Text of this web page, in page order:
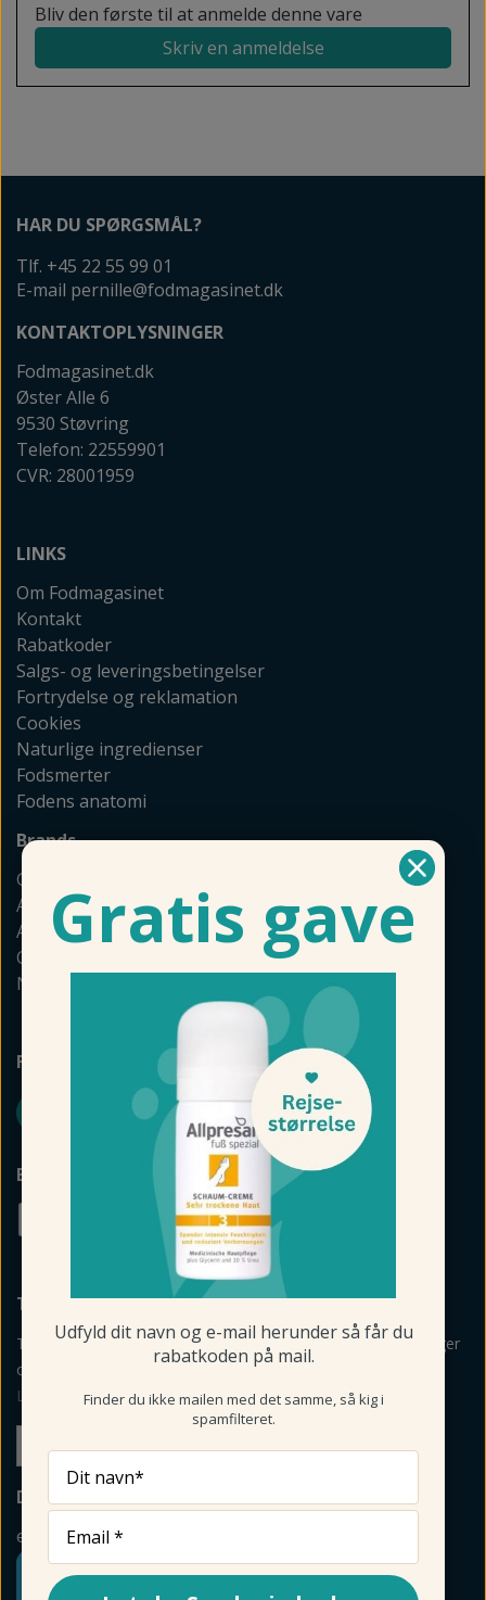
Bliv den første til at anmelde denne vare
Skriv en anmeldelse
HAR DU SPØRGSMÅL?
Tlf. +45 22 55 99 01
E-mail pernille@fodmagasinet.dk
KONTAKTOPLYSNINGER
Fodmagasinet.dk
Øster Alle 6
9530 Støvring
Telefon: 22559901
CVR: 28001959
LINKS
Om Fodmagasinet
Kontakt
Rabatkoder
Salgs- og leveringsbetingelser
Fortrydelse og reklamation
Cookies
Naturlige ingredienser
Fodsmerter
Fodens anatomi
Brands
GEHWOL
Allpresan
Akileine
Camillen
Naturkosmetik
FØLG FODMAGASINET
BETALINGSMULIGHEDER
TILMELD NYHEDSBREV
Tilmeld mig nyheder, vejledning, personlige råd og anbefalinger
om produkter via mail og sms fra Fodmagsinet.dk.
Læs betingelser her>
Tilmeld
DIN SIKKERHED
e-mærket
Gratis gave
Udfyld dit navn og e-mail herunder så får du
rabatkoden på mail.
Finder du ikke mailen med det samme, så kig i
spamfilteret.
Dit navn*